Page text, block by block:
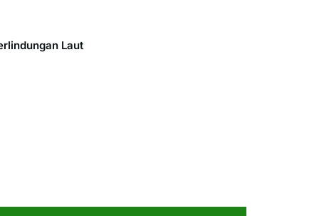
Laut